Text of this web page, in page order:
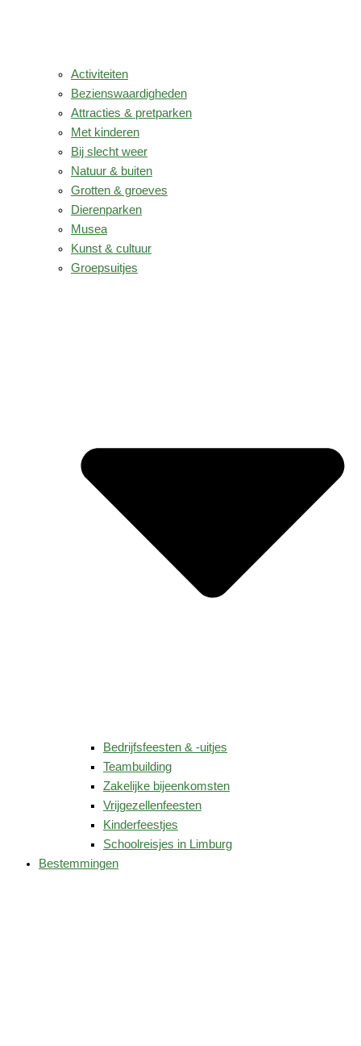
Activiteiten
Bezienswaardigheden
Attracties & pretparken
Met kinderen
Bij slecht weer
Natuur & buiten
Grotten & groeves
Dierenparken
Musea
Kunst & cultuur
Groepsuitjes
Bedrijfsfeesten & -uitjes
Teambuilding
Zakelijke bijeenkomsten
Vrijgezellenfeesten
Kinderfeestjes
Schoolreisjes in Limburg
Bestemmingen